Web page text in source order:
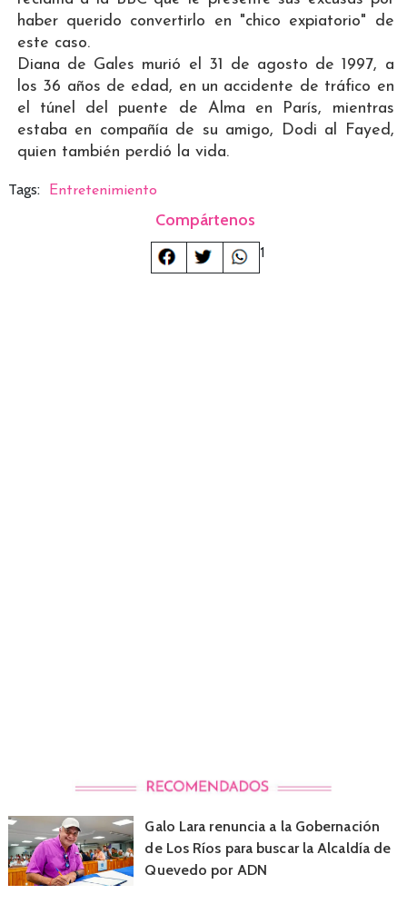
haber querido convertirlo en "chico expiatorio" de
este caso.
Diana de Gales murió el 31 de agosto de 1997, a
los 36 años de edad, en un accidente de tráfico en
el túnel del puente de Alma en París, mientras
estaba en compañía de su amigo, Dodi al Fayed,
quien también perdió la vida.
Tags: Entretenimiento
Compártenos
1
Galo Lara renuncia a la Gobernación
de Los Ríos para buscar la Alcaldía de
Quevedo por ADN